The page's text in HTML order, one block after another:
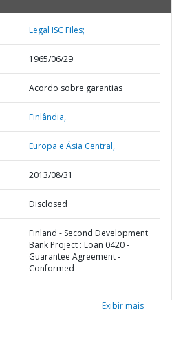
Legal ISC Files;
1965/06/29
Acordo sobre garantias
Finlândia,
Europa e Ásia Central,
2013/08/31
Disclosed
Finland - Second Development
Bank Project : Loan 0420 -
Guarantee Agreement -
Conformed
Exibir mais